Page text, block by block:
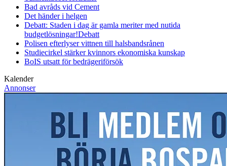
Bad avråds vid Cement
Det händer i helgen
Debatt: Staden i dag är gamla meriter med nutida
budgetlösningar!Debatt
Polisen efterlyser vittnen till halsbandsrånen
Studiecirkel stärker kvinnors ekonomiska kunskap
BoIS utsatt för bedrägeriförsök
Kalender
Annonser